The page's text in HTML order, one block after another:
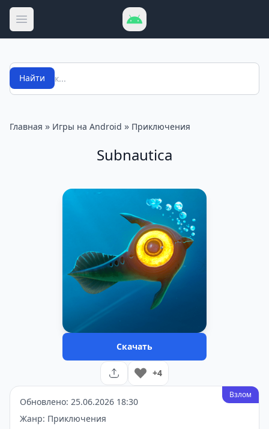
Открыть меню
Поиск
Найти
Главная » Игры на Android » Приключения
Subnautica
Скачать
+4
Взлом
Обновлено: 25.06.2026 18:30
Жанр: Приключения